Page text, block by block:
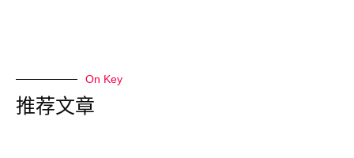
On Key
推荐文章